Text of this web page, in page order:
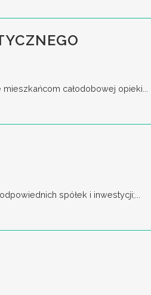
całodobowej opieki...
spółek i inwestycji;...